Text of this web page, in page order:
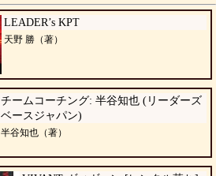
LEADER’s KPT
天野 勝（著）
チームコーチング: 半谷知也 (リーダーズ
ベースジャパン)
半谷知也（著）